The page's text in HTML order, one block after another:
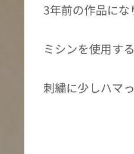
3年前の作品にな
ミシンを使用す
刺繍に少しハマ